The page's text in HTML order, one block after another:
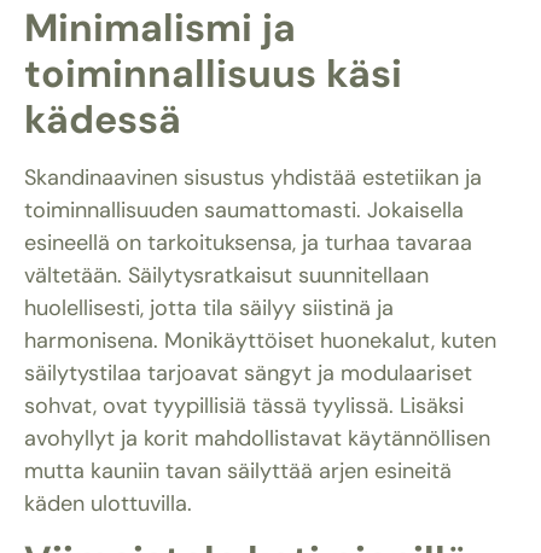
Minimalismi ja
toiminnallisuus käsi
kädessä
Skandinaavinen sisustus yhdistää estetiikan ja
toiminnallisuuden saumattomasti. Jokaisella
esineellä on tarkoituksensa, ja turhaa tavaraa
vältetään. Säilytysratkaisut suunnitellaan
huolellisesti, jotta tila säilyy siistinä ja
harmonisena. Monikäyttöiset huonekalut, kuten
säilytystilaa tarjoavat sängyt ja modulaariset
sohvat, ovat tyypillisiä tässä tyylissä. Lisäksi
avohyllyt ja korit mahdollistavat käytännöllisen
mutta kauniin tavan säilyttää arjen esineitä
käden ulottuvilla.